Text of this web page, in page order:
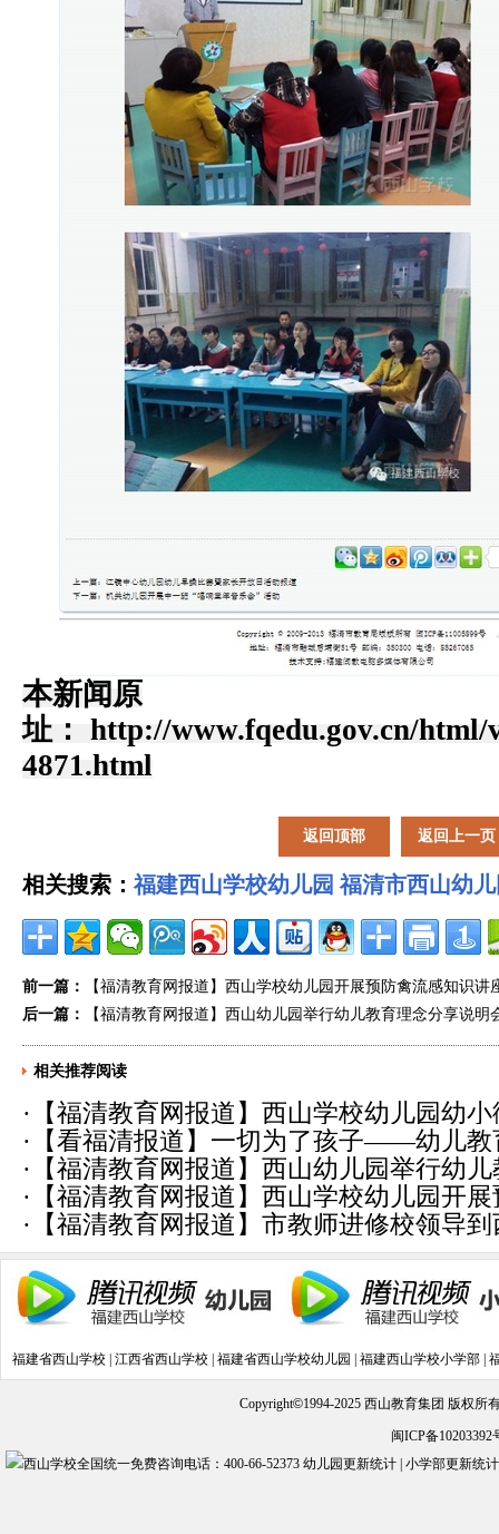
本新闻原
址： http://www.fqedu.gov.cn/html/
4871.html
返回顶部 返回上一页
相关搜索：福建西山学校幼儿园 福清市西山幼
前一篇：
【福清教育网报道】西山学校幼儿园开展预防禽流感知识讲
后一篇：
【福清教育网报道】西山幼儿园举行幼儿教育理念分享说明
相关推荐阅读
· 【福清教育网报道】西山学校幼儿园幼
学了》(2014-11-14)
· 【看福清报道】一切为了孩子——幼儿
11-14)
· 【福清教育网报道】西山幼儿园举行幼
(2014-11-14)
· 【福清教育网报道】西山学校幼儿园开
(2014-11-14)
· 【福清教育网报道】市教师进修校领导
导工作(2014-11-14)
福建省西山学校 江西省西山学校 福建省西山学校幼儿园 福建西山学校小学部
Copyright©1994-2025 西山教育集团 版权所
闽ICP备10203392
幼儿园更新统计| 小学部更新统计